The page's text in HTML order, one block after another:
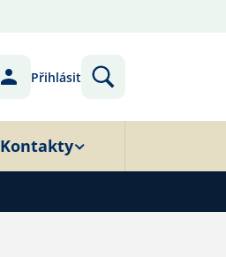
Přihlásit
Kontakty